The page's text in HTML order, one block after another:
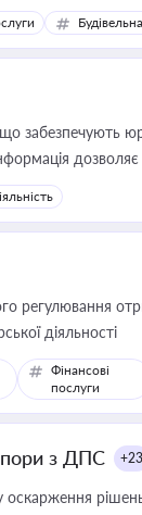
бізнесу,
забезпечують
належне
регулювання
діяльності
Фінансові
послуги
з ДПС +23
оскарження